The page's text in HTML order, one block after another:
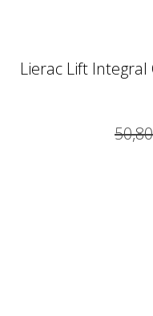
Lierac Lift